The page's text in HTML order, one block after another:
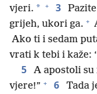
vjeri. * + 3
grijeh, ukori ga. +
Ako ti i sedam
vrati k tebi i kaže:
5
A apostoli su
vjere!” + 6
Tada